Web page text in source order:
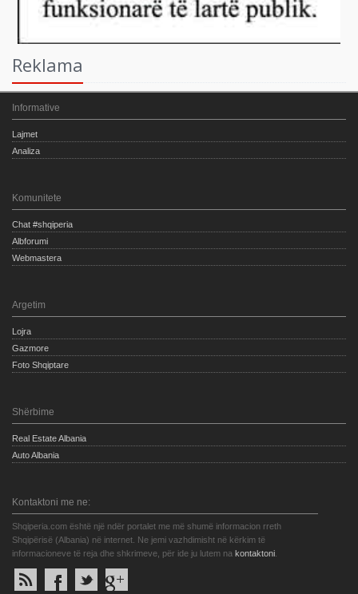
Reklama
Informative
Lajmet
Analiza
Komunitete
Chat #shqiperia
Albforumi
Webmastera
Argetim
Lojra
Gazmore
Foto Shqiptare
Shërbime
Real Estate Albania
Auto Albania
Kontaktoni me ne:
Shqiperia.com është një ndër portalet me më shumë informacion rreth
Shqipërisë (Albania) në internet. Ne jemi vazhdimisht në kërkim të
informacioneve të reja dhe shkrimeve, për ide ju lutem na kontaktoni